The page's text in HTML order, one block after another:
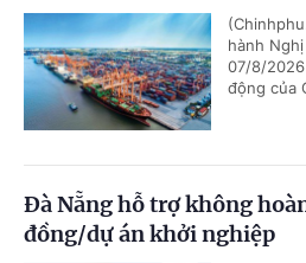
hành
07/8/
động của
Đà Nẵng hỗ trợ không
đồng/dự án khởi nghiệp